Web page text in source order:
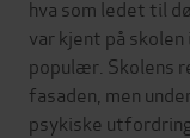
hva som ledet til
var kjent på
populær. Skolens
fasaden, men
psykiske